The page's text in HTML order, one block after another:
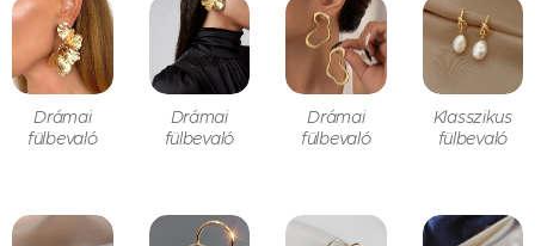
Drámai
fülbevaló
Drámai
fülbevaló
Drámai
fülbevaló
Klasszikus
fülbevaló